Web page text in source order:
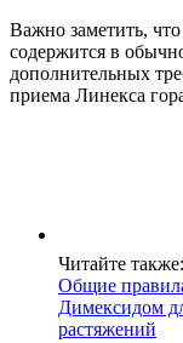
Важно заметить,
содержится в
дополнительных
приема Линекса
Читайте также:
Общие
Димексидом
растяжений